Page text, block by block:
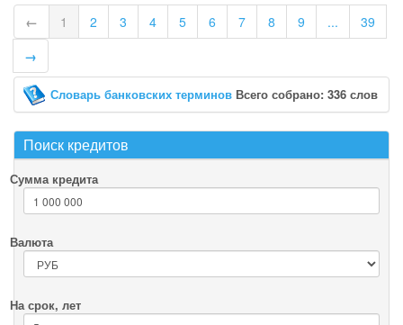
← 1 2 3 4 5 6 7 8 9 ...
39
→
Словарь банковских терминов Всего собрано: 336 слов
Поиск кредитов
Сумма кредита
Валюта
На срок, лет